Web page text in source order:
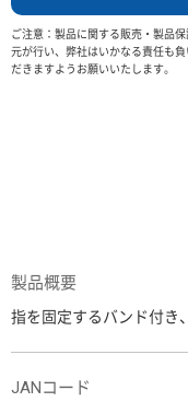
ご注意：製品に関する販売・製品
元が行い、弊社はいかなる責任も
だきますようお願いいたします。
製品概要
指を固定するバンド付き
JANコード